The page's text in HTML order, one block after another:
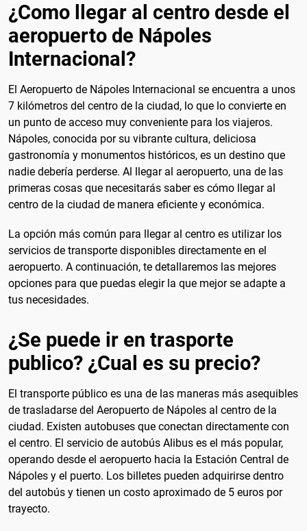
¿Como llegar al centro desde el
aeropuerto de Nápoles
Internacional?
El Aeropuerto de Nápoles Internacional se encuentra a unos
7 kilómetros del centro de la ciudad, lo que lo convierte en
un punto de acceso muy conveniente para los viajeros.
Nápoles, conocida por su vibrante cultura, deliciosa
gastronomía y monumentos históricos, es un destino que
nadie debería perderse. Al llegar al aeropuerto, una de las
primeras cosas que necesitarás saber es cómo llegar al
centro de la ciudad de manera eficiente y económica.
La opción más común para llegar al centro es utilizar los
servicios de transporte disponibles directamente en el
aeropuerto. A continuación, te detallaremos las mejores
opciones para que puedas elegir la que mejor se adapte a
tus necesidades.
¿Se puede ir en trasporte
publico? ¿Cual es su precio?
El transporte público es una de las maneras más asequibles
de trasladarse del Aeropuerto de Nápoles al centro de la
ciudad. Existen autobuses que conectan directamente con
el centro. El servicio de autobús Alibus es el más popular,
operando desde el aeropuerto hacia la Estación Central de
Nápoles y el puerto. Los billetes pueden adquirirse dentro
del autobús y tienen un costo aproximado de 5 euros por
trayecto.